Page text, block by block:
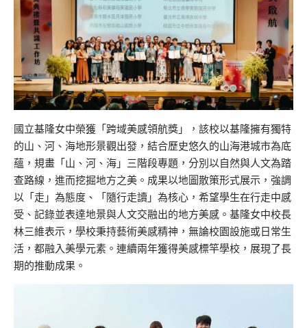
國立基隆女中榮獲「跨域美感領航獎」，該校以基隆擁有獨特
的山、河、海地形景觀出發，結合歷史悠久的山海港城市為底
蘊，規畫「山、河、海」三階段專題，分別以自然與人文為踏
查路線，進而挖掘地方之美。成果以地圖散策形式展示，強調
以「走」為態度、「隨行走讀」為核心，希望學生在行走中感
受、記錄並表達地景與人文交融出的地方美感。基隆女中校長
林三維表示，學校秉持藝術美感精神，無論校園設施或日常生
活，都融入美學元素。連續兩年獲得美感標竿學校，展現了長
期的推動成果。